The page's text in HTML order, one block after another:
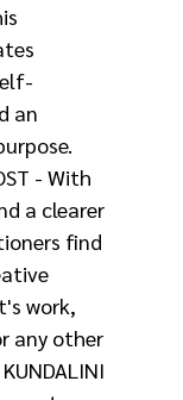
an
- With
a clearer
find
work,
any other